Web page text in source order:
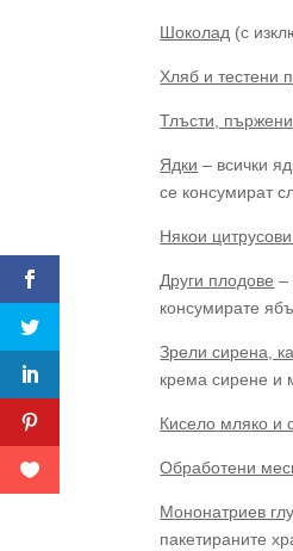
Шоколад (с
Хляб и тестени
Тлъсти,
Ядки – всички
се консумират
Някои
Други плодове –
консумирате
Зрели сирена,
крема сирене и
Кисело мляко и
Обработени
Мононатриев
пакетираните